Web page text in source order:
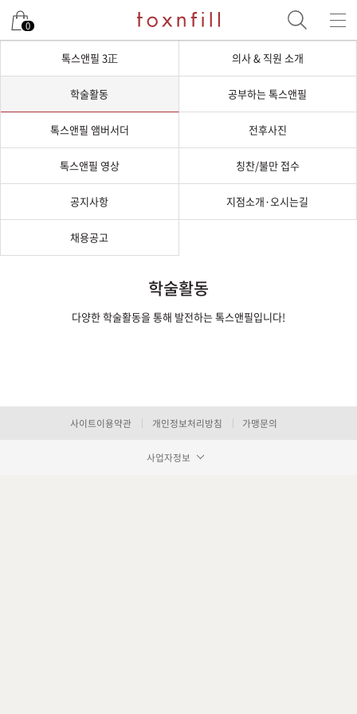
0
톡스앤필 3正 의사 & 직원 소개
학술활동 공부하는 톡스앤필
톡스앤필 앰버서더 전후사진
톡스앤필 영상 칭찬/불만 접수
공지사항 지점소개·오시는길
채용공고
학술활동
다양한 학술활동을 통해 발전하는 톡스앤필입니다!
사이트이용약관 개인정보처리방침 가맹문의
사업자정보